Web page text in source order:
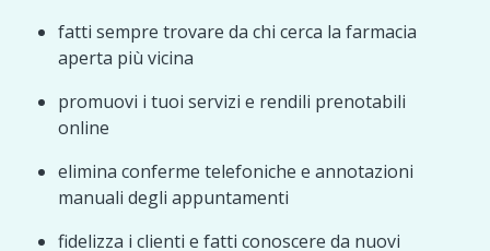
fatti sempre trovare da chi cerca la farmacia
aperta più vicina
promuovi i tuoi servizi e rendili prenotabili
online
elimina conferme telefoniche e annotazioni
manuali degli appuntamenti
fidelizza i clienti e fatti conoscere da nuovi